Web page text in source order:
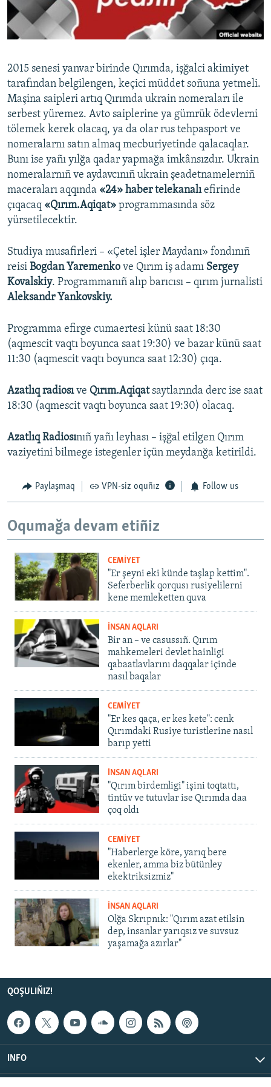
Русский
Українською
QOŞULIÑIZ!
RFE/RS bütün saytları
2015 senesi yanvar birinde Qırımda, işğalci akimiyet
tarafından belgilengen, keçici müddet soñuna yetmeli.
Maşina saipleri artıq Qırımda ukrain nomeraları ile
serbest yüremez. Avto saiplerine ya gümrük ödevlerni
tölemek kerek olacaq, ya da olar rus tehpasport ve
nomeralarnı satın almaq mecburiyetinde qalacaqlar.
Bunı ise yañı yılğa qadar yapmağa imkânsızdır. Ukrain
nomeralarnıñ ve aydavcınıñ ukrain şeadetnamelerniñ
maceraları aqqında «24» haber telekanalıefirinde
çıqacaq «Qırım.Aqiqat» programmasında söz
yürsetilecektir.
Studiya musafirleri – «Çetel işler Maydanı» fondınıñ
reisi Bogdan Yaremenko ve Qırım iş adamı Sergey
Kovalskiy. Programmanıñ alıp barıcısı – qırım jurnalisti
Aleksandr Yankovskiy.
Programma efirge cumaertesi künü saat 18:30
(aqmescit vaqtı boyunca saat 19:30) ve bazar künü saat
11:30 (aqmescit vaqtı boyunca saat 12:30) çıqa.
Azatlıq radiosıve Qırım.Aqiqatsaytlarında derc ise saat
18:30 (aqmescit vaqtı boyunca saat 19:30) olacaq.
Azatlıq Radiosınıñ yañı leyhası – işğal etilgen Qırım
vaziyetini bilmege istegenler içün meydanğa ketirildi.
Paylaşmaq VPN-siz oquñız Follow us
Oqumağa devam etiñiz
CEMİYET
"Er şeyni eki künde taşlap kettim".
Seferberlik qorqusı rusiyelilerni
kene memleketten quva
İNSAN AQLARI
Bir an – ve casussıñ. Qırım
mahkemeleri devlet hainligi
qabaatlavlarını daqqalar içinde
nasıl baqalar
CEMİYET
"Er kes qaça, er kes kete": cenk
Qırımdaki Rusiye turistlerine nasıl
barıp yetti
İNSAN AQLARI
"Qırım birdemligi" işini toqtattı,
tintüv ve tutuvlar ise Qırımda daa
çoq oldı
CEMİYET
"Haberlerge köre, yarıq bere
ekenler, amma biz bütünley
ekektriksizmiz"
İNSAN AQLARI
Olğa Skrıpnık: "Qırım azat etilsin
dep, insanlar yarıqsız ve suvsuz
yaşamağa azırlar"
QOŞULIÑIZ!
INFO